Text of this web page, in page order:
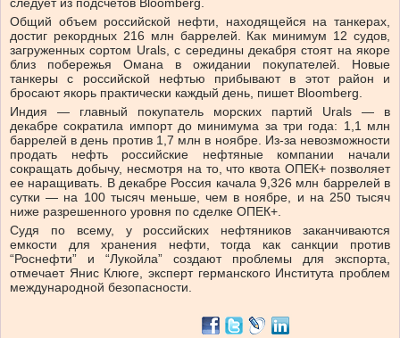
следует из подсчетов Bloomberg.
Общий объем российской нефти, находящейся на танкерах,
достиг рекордных 216 млн баррелей. Как минимум 12 судов,
загруженных сортом Urals, с середины декабря стоят на якоре
близ побережья Омана в ожидании покупателей. Новые
танкеры с российской нефтью прибывают в этот район и
бросают якорь практически каждый день, пишет Bloomberg.
Индия — главный покупатель морских партий Urals — в
декабре сократила импорт до минимума за три года: 1,1 млн
баррелей в день против 1,7 млн в ноябре. Из-за невозможности
продать нефть российские нефтяные компании начали
сокращать добычу, несмотря на то, что квота ОПЕК+ позволяет
ее наращивать. В декабре Россия качала 9,326 млн баррелей в
сутки — на 100 тысяч меньше, чем в ноябре, и на 250 тысяч
ниже разрешенного уровня по сделке ОПЕК+.
Судя по всему, у российских нефтяников заканчиваются
емкости для хранения нефти, тогда как санкции против
“Роснефти” и “Лукойла” создают проблемы для экспорта,
отмечает Янис Клюге, эксперт германского Института проблем
международной безопасности.